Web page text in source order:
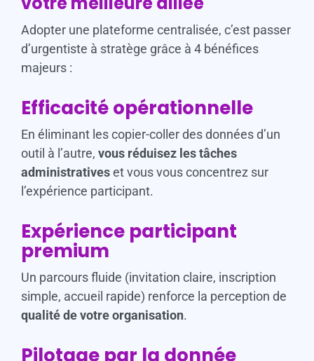
Adopter une plateforme centralisée, c’est passer
d’urgentiste à stratège grâce à 4 bénéfices
majeurs :
Efficacité opérationnelle
En éliminant les copier-coller des données d’un
outil à l’autre, vous réduisez les tâches
administrativeset vous vous concentrez sur
l’expérience participant.
Expérience participant
premium
Un parcours fluide (invitation claire, inscription
simple, accueil rapide) renforce la perception de
qualité de votre organisation.
Pilotage par la donnée